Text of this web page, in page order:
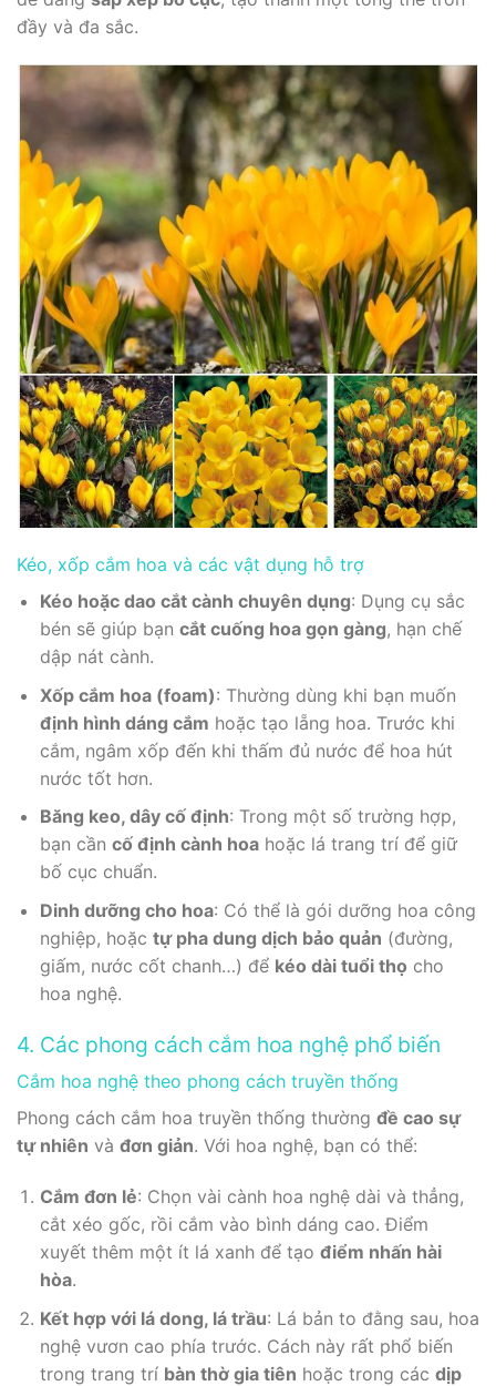
đầy và đa sắc.
Kéo, xốp cắm hoa và các vật dụng hỗ trợ
Kéo hoặc dao cắt cành chuyên dụng: Dụng cụ sắc
bén sẽ giúp bạn cắt cuống hoa gọn gàng, hạn chế
dập nát cành.
Xốp cắm hoa (foam): Thường dùng khi bạn muốn
định hình dáng cắm hoặc tạo lẵng hoa. Trước khi
cắm, ngâm xốp đến khi thấm đủ nước để hoa hút
nước tốt hơn.
Băng keo, dây cố định: Trong một số trường hợp,
bạn cần cố định cành hoahoặc lá trang trí để giữ
bố cục chuẩn.
Dinh dưỡng cho hoa: Có thể là gói dưỡng hoa công
nghiệp, hoặc tự pha dung dịch bảo quản (đường,
giấm, nước cốt chanh…) để kéo dài tuổi thọ cho
hoa nghệ.
4. Các phong cách cắm hoa nghệ phổ biến
Cắm hoa nghệ theo phong cách truyền thống
Phong cách cắm hoa truyền thống thường đề cao sự
tự nhiên và đơn giản. Với hoa nghệ, bạn có thể:
Cắm đơn lẻ: Chọn vài cành hoa nghệ dài và thẳng,
cắt xéo gốc, rồi cắm vào bình dáng cao. Điểm
xuyết thêm một ít lá xanh để tạo điểm nhấn hài
hòa.
Kết hợp với lá dong, lá trầu: Lá bản to đằng sau, hoa
nghệ vươn cao phía trước. Cách này rất phổ biến
trong trang trí bàn thờ gia tiên hoặc trong các dịp